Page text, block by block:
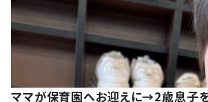
ママが保育園へお迎えに→2歳息子